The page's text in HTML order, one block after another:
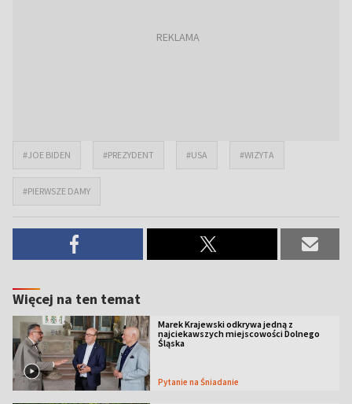
#JOE BIDEN #PREZYDENT #USA #WIZYTA
#PIERWSZE DAMY
Więcej na ten temat
Marek Krajewski odkrywa jedną z
najciekawszych miejscowości Dolnego
Śląska
Pytanie na Śniadanie